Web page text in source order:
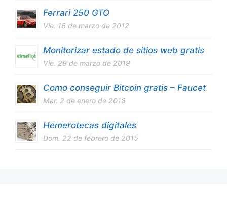
Ferrari 250 GTO
Vie. 16 de marzo de 2012
Monitorizar estado de sitios web gratis
Vie. 29 de marzo de 2019
Como conseguir Bitcoin gratis – Faucet
Mar. 2 de enero de 2018
Hemerotecas digitales
Dom. 22 de febrero de 2015